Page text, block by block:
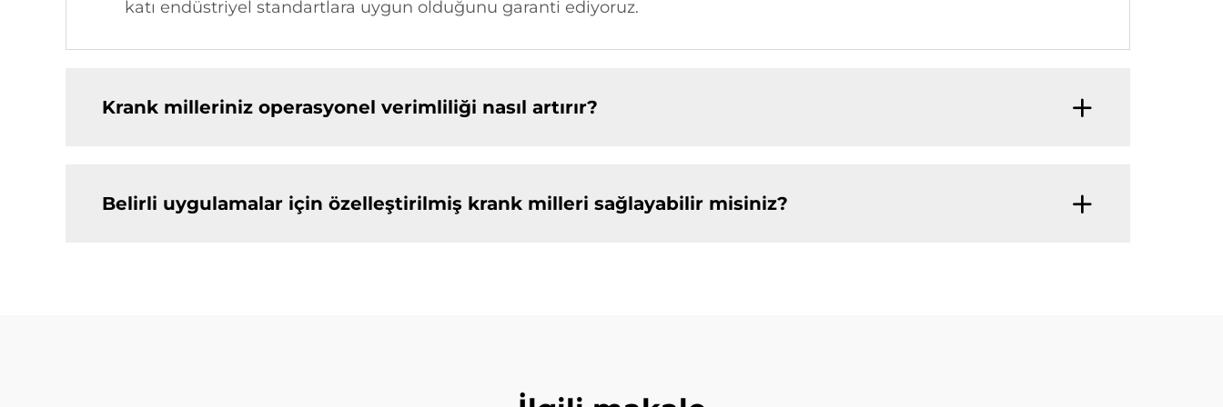
katı endüstriyel standartlara uygun olduğunu garanti ediyoruz.
Krank milleriniz operasyonel verimliliği nasıl artırır?
Belirli uygulamalar için özelleştirilmiş krank milleri sağlayabilir misiniz?